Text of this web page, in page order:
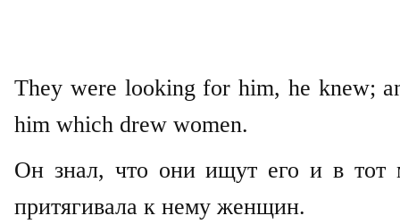
They were looking for him, he knew;
him which drew women.
Он знал, что они ищут его и в
притягивала к нему женщин.